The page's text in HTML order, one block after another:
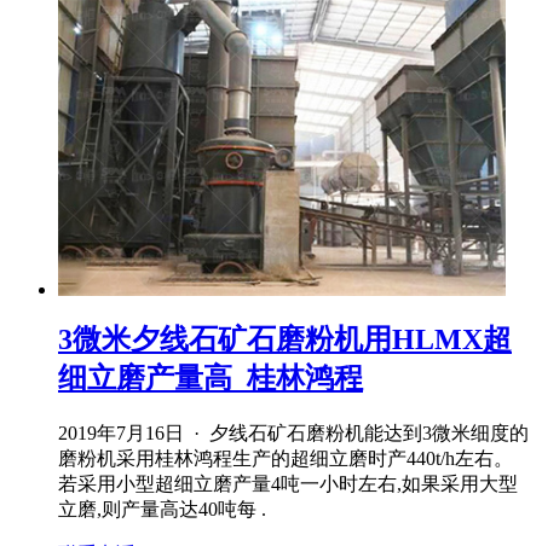
3微米夕线石矿石磨粉机用HLMX超
细立磨产量高_桂林鸿程
2019年7月16日 · 夕线石矿石磨粉机能达到3微米细度的
磨粉机采用桂林鸿程生产的超细立磨时产440t/h左右。
若采用小型超细立磨产量4吨一小时左右,如果采用大型
立磨,则产量高达40吨每 .